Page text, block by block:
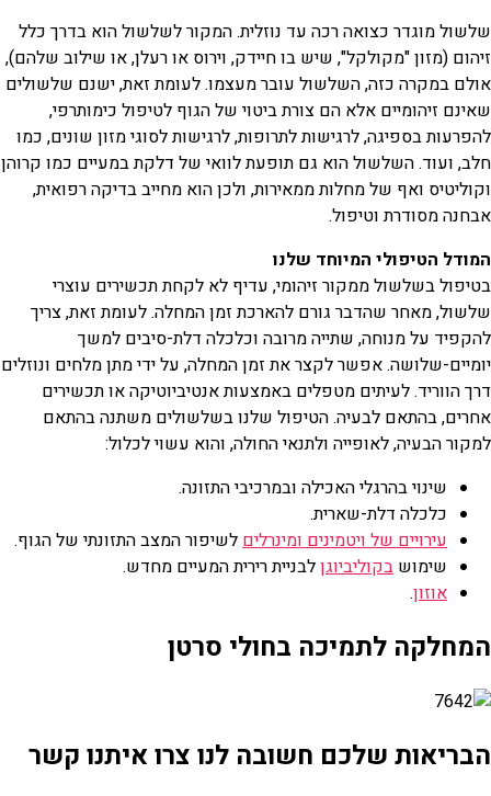
שלשול מוגדר כצואה רכה עד נוזלית. המקור לשלשול הוא בדרך כלל
זיהום (מזון "מקולקל", שיש בו חיידק, וירוס או רעלן, או שילוב שלהם),
אולם במקרה כזה, השלשול עובר מעצמו. לעומת זאת, ישנם שלשולים
שאינם זיהומיים אלא הם צורת ביטוי של הגוף לטיפול כימותרפי,
להפרעות בספיגה, לרגישות לתרופות, לרגישות לסוגי מזון שונים, כמו
חלב, ועוד. השלשול הוא גם תופעת לוואי של דלקת במעיים כמו קרוהן
וקוליטיס ואף של מחלות ממאירות, ולכן הוא מחייב בדיקה רפואית,
אבחנה מסודרת וטיפול.
המודל הטיפולי המיוחד שלנו
בטיפול בשלשול ממקור זיהומי, עדיף לא לקחת תכשירים עוצרי
שלשול, מאחר שהדבר גורם להארכת זמן המחלה. לעומת זאת, צריך
להקפיד על מנוחה, שתייה מרובה וכלכלה דלת-סיבים למשך
יומיים-שלושה. אפשר לקצר את זמן המחלה, על ידי מתן מלחים ונוזלים
דרך הווריד. לעיתים מטפלים באמצעות אנטיביוטיקה או תכשירים
אחרים, בהתאם לבעיה. הטיפול שלנו בשלשולים משתנה בהתאם
למקור הבעיה, לאופייה ולתנאי החולה, והוא עשוי לכלול:
שינוי בהרגלי האכילה ובמרכיבי התזונה.
כלכלה דלת-שארית.
עירויים של ויטמינים ומינרליםלשיפור המצב התזונתי של הגוף.
שימוש בקוליביוגןלבניית רירית המעיים מחדש.
אוזון.
המחלקה לתמיכה בחולי סרטן
הבריאות שלכם חשובה לנו צרו איתנו קשר